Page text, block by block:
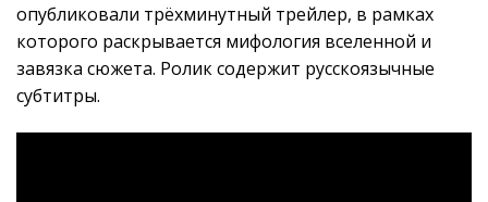
опубликовали трёхминутный трейлер, в рамках
которого раскрывается мифология вселенной и
завязка сюжета. Ролик содержит русскоязычные
субтитры.